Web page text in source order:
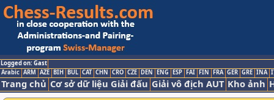
Logged on: Gast
Arabic ARM AZE BIH BUL CAT CHN CRO CZE DEN ENG ESP FAI FIN FRA GER GRE INA
Trang chủ Cơ sở dữ liệu Giải đấu Giải vô địch AUT Kho ảnh